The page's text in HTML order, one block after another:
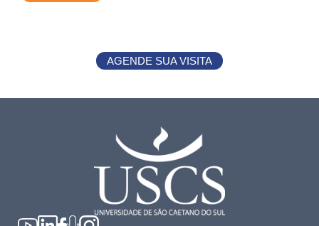
AGENDE SUA VISITA